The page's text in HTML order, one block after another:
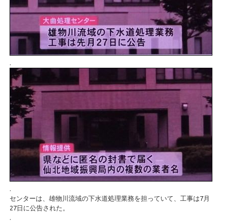
.
.
センターは、雄物川流域の下水道処理業務を担っていて、工事は7月
27日に公告された。
.